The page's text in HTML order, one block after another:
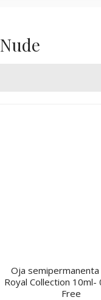
Oja
Royal Collection 10ml-
Free